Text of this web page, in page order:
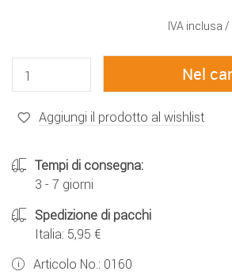
IVA inclusa /
Aggiungi il prodotto al wishlist
Tempi di consegna:
3 - 7 giorni
Spedizione di pacchi
Italia: 5,95 €
Articolo No.: 0160